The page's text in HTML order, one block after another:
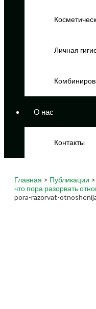
Личная
О нас
Контакты
Главная > Публикации >
что пора разорвать
pora-razorvat-